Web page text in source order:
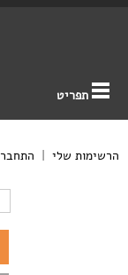
תפריט
הרשימות שלי |